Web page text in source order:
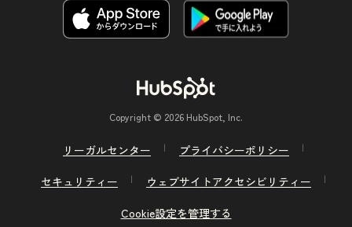
Copyright © 2026 HubSpot, Inc.
リーガルセンター
プライバシーポリシー
セキュリティー
ウェブサイトアクセシビリティー
Cookie設定を管理する